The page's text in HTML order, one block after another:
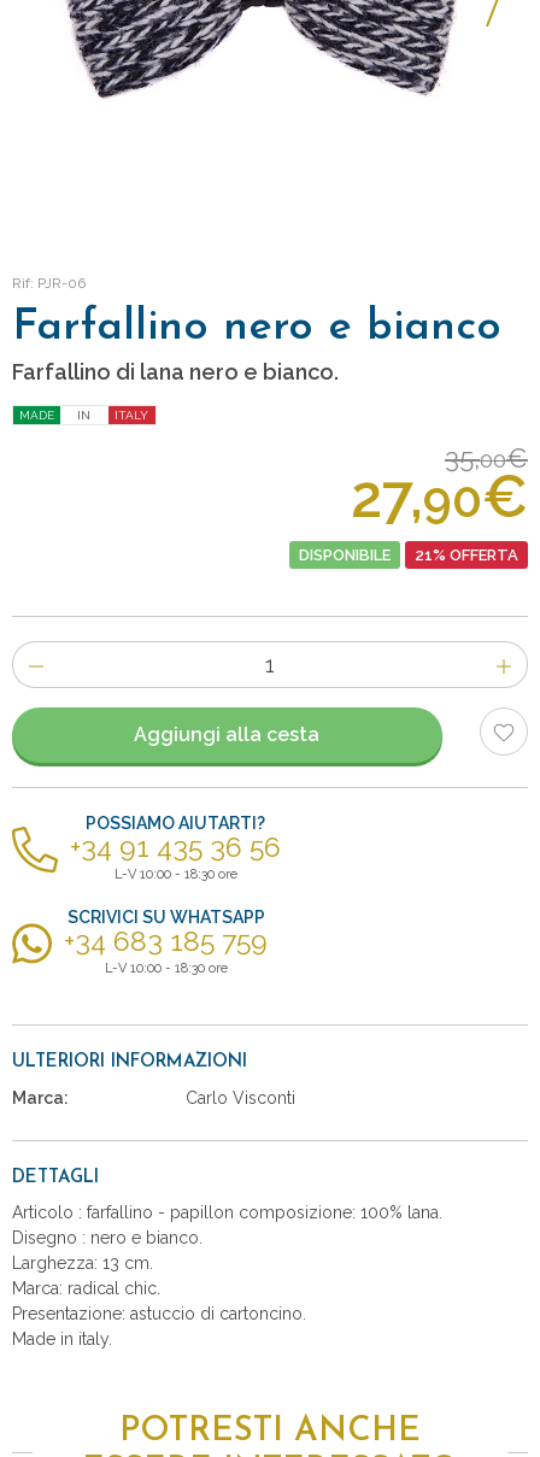
Rif: PJR-06
Farfallino nero e bianco
Farfallino di lana nero e bianco.
MADE IN ITALY
35,00€
27,90€
DISPONIBILE 21% OFFERTA
Numero
di
articoli
Aggiungi alla cesta
POSSIAMO AIUTARTI?
+34 91 435 36 56
L-V 10:00 - 18:30 ore
SCRIVICI SU WHATSAPP
+34 683 185 759
L-V 10:00 - 18:30 ore
ULTERIORI INFORMAZIONI
Marca: Carlo Visconti
DETTAGLI
Articolo : farfallino - papillon composizione: 100% lana.
Disegno : nero e bianco.
Larghezza: 13 cm.
Marca: radical chic.
Presentazione: astuccio di cartoncino.
Made in italy.
POTRESTI ANCHE